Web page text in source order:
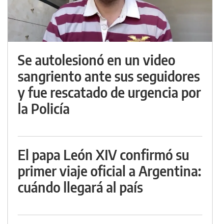
Se autolesionó en un video
sangriento ante sus seguidores
y fue rescatado de urgencia por
la Policía
El papa León XIV confirmó su
primer viaje oficial a Argentina:
cuándo llegará al país